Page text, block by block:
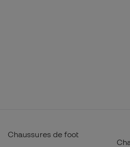
Chaussures de foot